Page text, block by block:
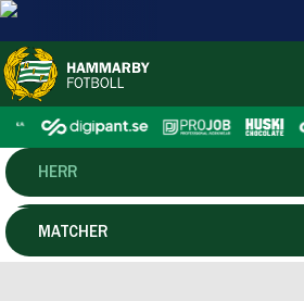
HERR
DAM
MATCHER